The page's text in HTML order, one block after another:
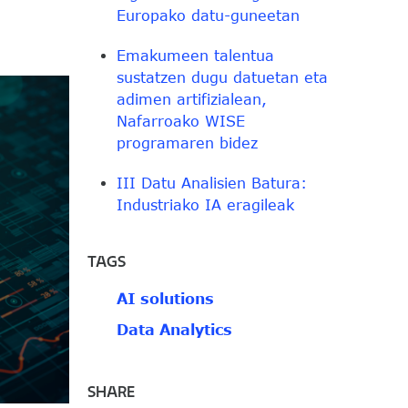
Europako datu-guneetan
Emakumeen talentua
sustatzen dugu datuetan eta
adimen artifizialean,
Nafarroako WISE
programaren bidez
III Datu Analisien Batura:
Industriako IA eragileak
TAGS
AI solutions
Data Analytics
SHARE